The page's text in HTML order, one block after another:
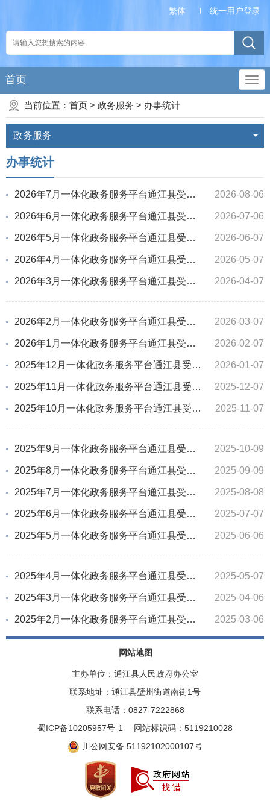
繁体 统一用户登录
首页
当前位置： 首页 > 政务服务 > 办事统计
政务服务
办事统计
2026年7月一体化政务服务平台通江县受理办件情况统计 2026-08-06
2026年6月一体化政务服务平台通江县受理办件情况统计 2026-07-06
2026年5月一体化政务服务平台通江县受理办件情况统计 2026-06-07
2026年4月一体化政务服务平台通江县受理办件情况统计 2026-05-07
2026年3月一体化政务服务平台通江县受理办件情况统计 2026-04-07
2026年2月一体化政务服务平台通江县受理办件情况统计 2026-03-07
2026年1月一体化政务服务平台通江县受理办件情况统计 2026-02-07
2025年12月一体化政务服务平台通江县受理办件情况统计 2026-01-07
2025年11月一体化政务服务平台通江县受理办件情况统计 2025-12-07
2025年10月一体化政务服务平台通江县受理办件情况统计 2025-11-07
2025年9月一体化政务服务平台通江县受理办件情况统计 2025-10-09
2025年8月一体化政务服务平台通江县受理办件情况统计 2025-09-09
2025年7月一体化政务服务平台通江县受理办件情况统计 2025-08-08
2025年6月一体化政务服务平台通江县受理办件情况统计 2025-07-07
2025年5月一体化政务服务平台通江县受理办件情况统计 2025-06-06
2025年4月一体化政务服务平台通江县受理办件情况统计 2025-05-07
2025年3月一体化政务服务平台通江县受理办件情况统计 2025-04-06
2025年2月一体化政务服务平台通江县受理办件情况统计 2025-03-06
网站地图
主办单位：通江县人民政府办公室
联系地址：通江县壁州街道南街1号
联系电话：0827-7222868
蜀ICP备10205957号-1
网站标识码：5119210028
川公网安备 51192102000107号